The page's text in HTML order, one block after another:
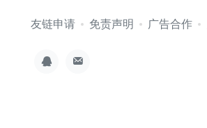
友链申请 免责声明 广告合作